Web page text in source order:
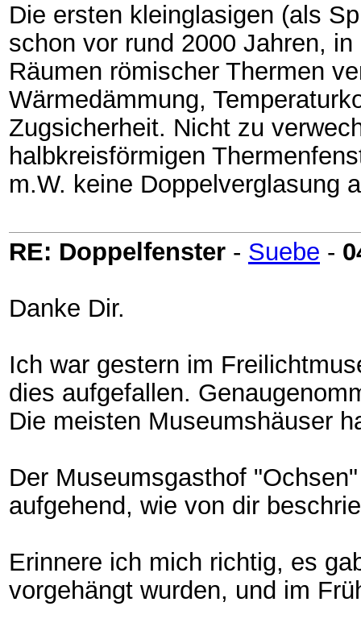
Die ersten kleinglasigen (als
schon vor rund 2000 Jahren,
Räumen römischer Thermen
Wärmedämmung,
Zugsicherheit. Nicht zu
halbkreisförmigen
m.W. keine Doppelverglasung
RE: Doppelfenster - Suebe -
Danke Dir.
Ich war gestern im
dies aufgefallen.
Die meisten Museumshäuser
Der Museumsgasthof
aufgehend, wie von dir
Erinnere ich mich richtig, es
vorgehängt wurden, und im